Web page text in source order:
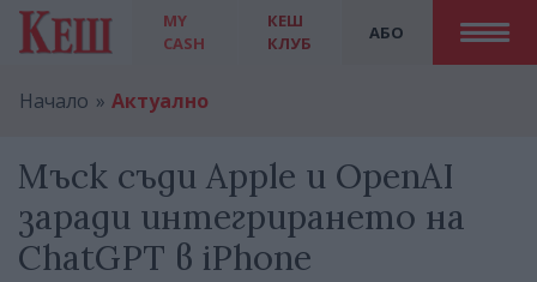
MY
CASH
АБО
КЕШ
КЛУБ
Начало Актуално
Мъск съди Apple и OpenAI
заради интегрирането на
ChatGPT в iPhone